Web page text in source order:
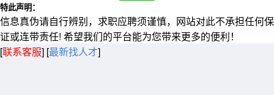
特此声明：
信息真伪请自行辨别，求职应聘须谨慎，网站对此不承担任何保
证或连带责任! 希望我们的平台能为您带来更多的便利！
[联系客服] [最新找人才]